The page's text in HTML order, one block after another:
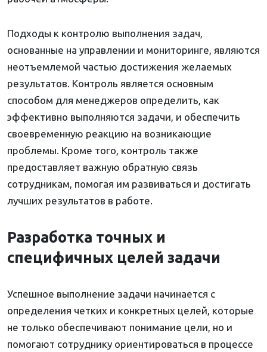
Подходы к контролю выполнения задач,
основанные на управлении и мониторинге, являются
неотъемлемой частью достижения желаемых
результатов. Контроль является основным
способом для менеджеров определить, как
эффективно выполняются задачи, и обеспечить
своевременную реакцию на возникающие
проблемы. Кроме того, контроль также
предоставляет важную обратную связь
сотрудникам, помогая им развиваться и достигать
лучших результатов в работе.
Разработка точных и
специфичных целей задачи
Успешное выполнение задачи начинается с
определения четких и конкретных целей, которые
не только обеспечивают понимание цели, но и
помогают сотруднику ориентироваться в процессе